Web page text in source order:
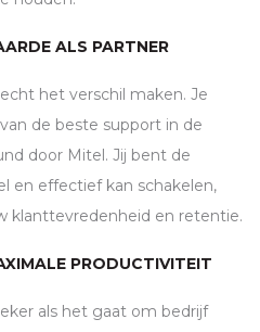
ALS PARTNER
het verschil maken. Je
de beste support in de
door Mitel. Jij bent de
en effectief kan schakelen,
klanttevredenheid en retentie.
PRODUCTIVITEIT
als het gaat om bedrijf